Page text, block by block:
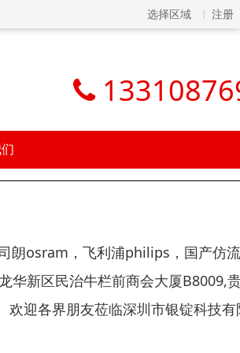
选择区域 注册
朗osram，飞利浦philips，国产仿
华新区民治牛栏前商会大厦B8009,
欢迎各界朋友莅临深圳市银锭科技有